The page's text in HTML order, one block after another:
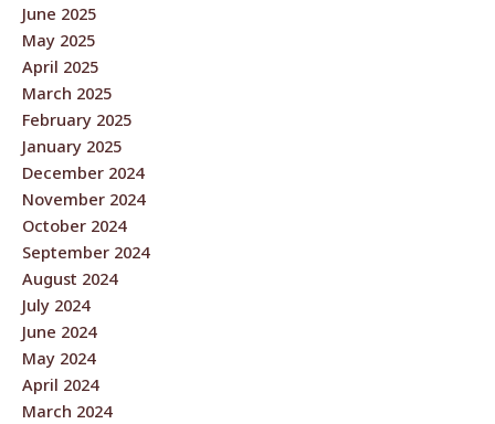
June 2025
May 2025
April 2025
March 2025
February 2025
January 2025
December 2024
November 2024
October 2024
September 2024
August 2024
July 2024
June 2024
May 2024
April 2024
March 2024